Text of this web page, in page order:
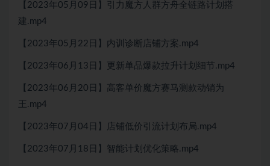
【2023年05月09日】引力魔方人群方舟全链路计划搭
建.mp4
【2023年05月22日】内训诊断店铺方案.mp4
【2023年06月13日】更新单品爆款拉升计划细节.mp4
【2023年06月20日】高客单价魔方赛马测款动销为
王.mp4
【2023年07月04日】店铺低价引流计划布局.mp4
【2023年07月18日】智能计划优化策略.mp4